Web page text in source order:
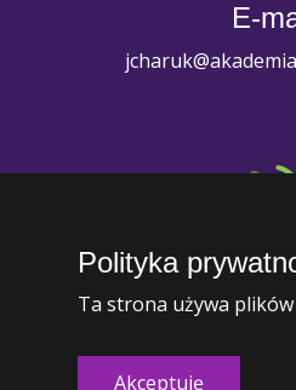
E-
+1 (234)
Polityka
Ta strona używa
Akceptuję